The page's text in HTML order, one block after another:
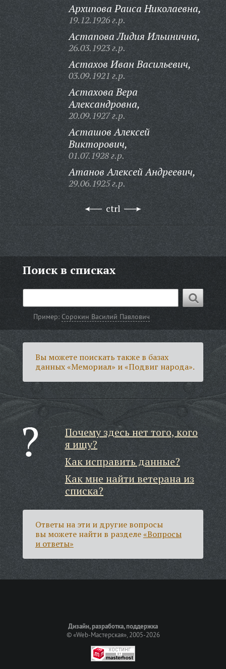
Архипова Раиса Николаевна,
19.12.1926 г.р.
Астапова Лидия Ильинична,
26.03.1923 г.р.
Астахов Иван Васильевич,
03.09.1921 г.р.
Астахова Вера
Александровна,
20.09.1927 г.р.
Асташов Алексей
Викторович,
01.07.1928 г.р.
Атанов Алексей Андреевич,
29.06.1925 г.р.
ctrl
Поиск в списках
Пример: Сорокин Василий Павлович
Вы можете поискать также в базах
данных «Мемориал» и «Подвиг народа».
Почему здесь нет того, кого
я ищу?
Как исправить данные?
Как мне найти ветерана из
списка?
Ответы на эти и другие вопросы
вы можете найти в разделе«Вопросы
и ответы»
Дизайн, разработка, поддержка
©«Web-Мастерская», 2005-2026